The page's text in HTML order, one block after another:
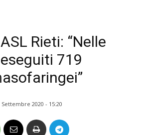
Rieti: “Nelle
719
Settembre 2020 - 15:20